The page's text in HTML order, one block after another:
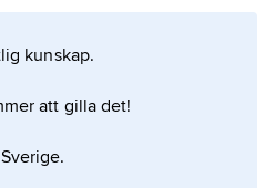
Le (som ligger 34 m
kunskap.
att gilla det!